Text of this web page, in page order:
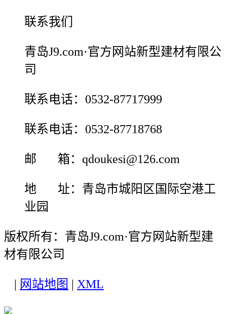
联系我们
青岛J9.com·官方网站新型建材有限公
司
联系电话：0532-87717999
联系电话：0532-87718768
邮 箱：qdoukesi@126.com
地 址：青岛市城阳区国际空港工
业园
版权所有：青岛J9.com·官方网站新型建
材有限公司
网站地图 XML